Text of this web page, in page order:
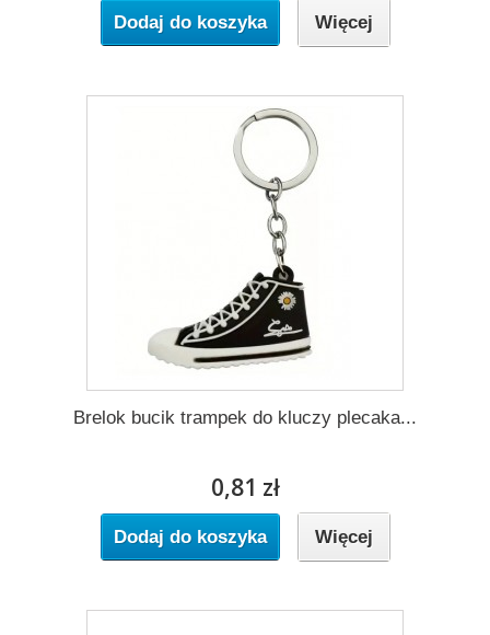
Dodaj do koszyka Więcej
Brelok bucik trampek do kluczy plecaka...
0,81 zł
Dodaj do koszyka Więcej